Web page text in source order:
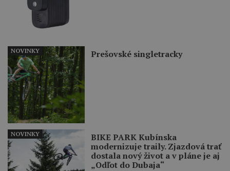
Prešovské singletracky
NOVINKY
BIKE PARK Kubínska
modernizuje traily. Zjazdová trať
dostala nový život a v pláne je aj
„Odľot do Dubaja“
NOVINKY